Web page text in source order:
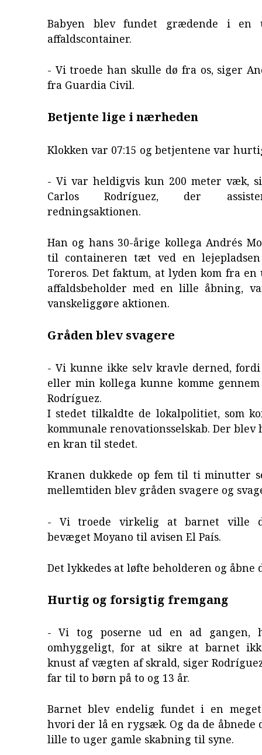
Babyen blev fundet grædende i en
affaldscontainer.
- Vi troede han skulle dø fra os, siger
fra Guardia Civil.
Betjente lige i nærheden
Klokken var 07:15 og betjentene var
- Vi var heldigvis kun 200 meter væk,
Carlos Rodríguez, der
redningsaktionen.
Han og hans 30-årige kollega Andrés
til containeren tæt ved en
Toreros. Det faktum, at lyden kom fra
affaldsbeholder med en lille åbning,
vanskeliggøre aktionen.
Gråden blev svagere
- Vi kunne ikke selv kravle derned,
eller min kollega kunne komme
Rodríguez.
I stedet tilkaldte de lokalpolitiet, som
kommunale renovationsselskab. Der
en kran til stedet.
Kranen dukkede op fem til ti minutter
mellemtiden blev gråden svagere og
- Vi troede virkelig at barnet ville
bevæget Moyano til avisen El País.
Det lykkedes at løfte beholderen og åbne
Hurtig og forsigtig fremgang
- Vi tog poserne ud en ad gangen,
omhyggeligt, for at sikre at barnet
knust af vægten af skrald, siger
far til to børn på to og 13 år.
Barnet blev endelig fundet i en
hvori der lå en rygsæk. Og da de åbnede
lille to uger gamle skabning til syne.